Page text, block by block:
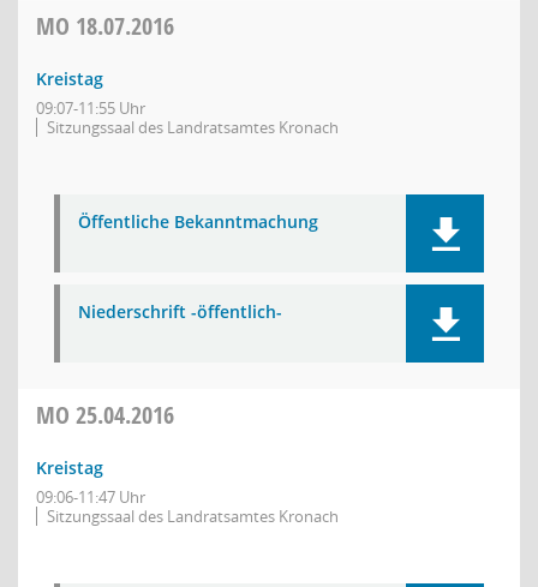
MO 18.07.2016
Kreistag
09:07-11:55 Uhr
Sitzungssaal des Landratsamtes Kronach
Öffentliche Bekanntmachung
Niederschrift -öffentlich-
MO 25.04.2016
Kreistag
09:06-11:47 Uhr
Sitzungssaal des Landratsamtes Kronach